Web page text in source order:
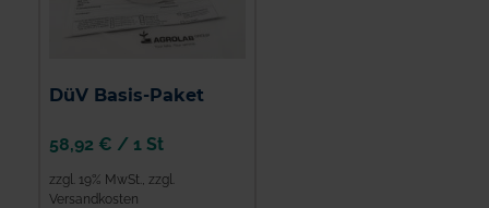
DüV Basis-Paket
zzgl. 19% MwSt.
zzgl.
Versandkosten
58,92 € / 1 St